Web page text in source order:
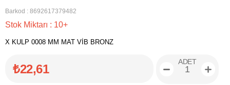
Barkod : 8692617379482
Stok Miktarı : 10+
X KULP 0008 MM MAT VİB BRONZ
₺22,61
ADET